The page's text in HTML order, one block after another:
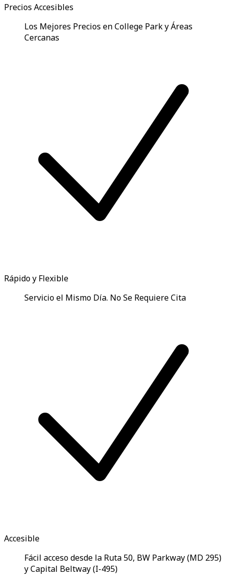
Precios Accesibles
Los Mejores Precios en College Park y Áreas
Cercanas
Rápido y Flexible
Servicio el Mismo Día. No Se Requiere Cita
Accesible
Fácil acceso desde la Ruta 50, BW Parkway (MD 295)
y Capital Beltway (I-495)